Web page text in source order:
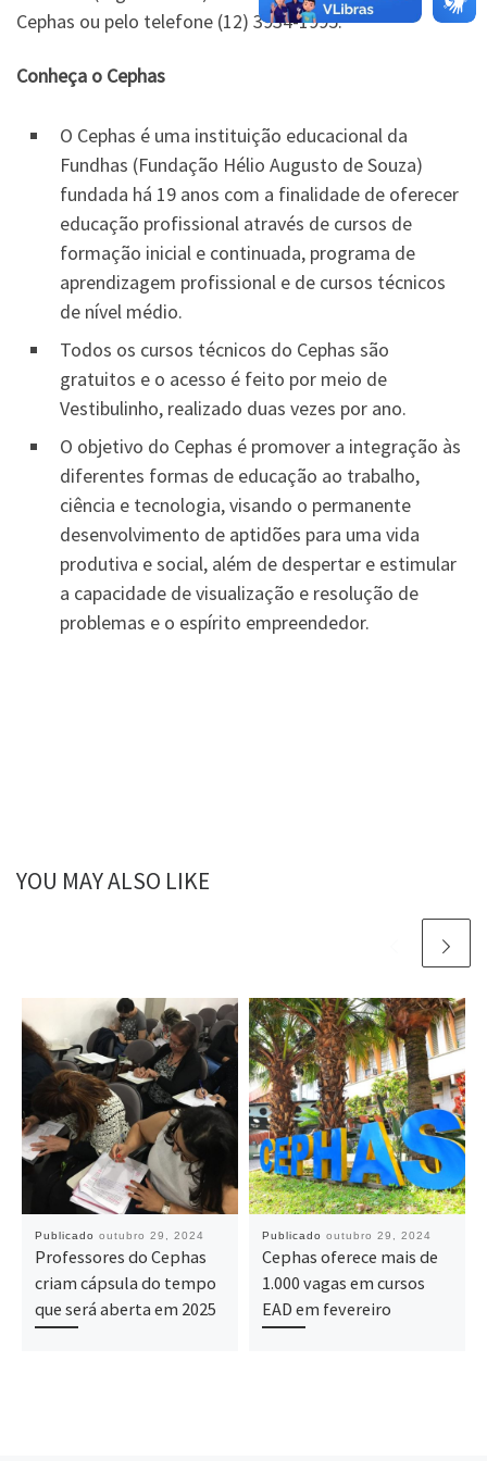
Cephas ou pelo telefone (12) 3934-1995.
Conheça o Cephas
O Cephas é uma instituição educacional da
Fundhas (Fundação Hélio Augusto de Souza)
fundada há 19 anos com a finalidade de oferecer
educação profissional através de cursos de
formação inicial e continuada, programa de
aprendizagem profissional e de cursos técnicos
de nível médio.
Todos os cursos técnicos do Cephas são
gratuitos e o acesso é feito por meio de
Vestibulinho, realizado duas vezes por ano.
O objetivo do Cephas é promover a integração às
diferentes formas de educação ao trabalho,
ciência e tecnologia, visando o permanente
desenvolvimento de aptidões para uma vida
produtiva e social, além de despertar e estimular
a capacidade de visualização e resolução de
problemas e o espírito empreendedor.
YOU MAY ALSO LIKE
Publicado outubro 29, 2024
Professores do Cephas
criam cápsula do tempo
que será aberta em 2025
Publicado outubro 29, 2024
Cephas oferece mais de
1.000 vagas em cursos
EAD em fevereiro